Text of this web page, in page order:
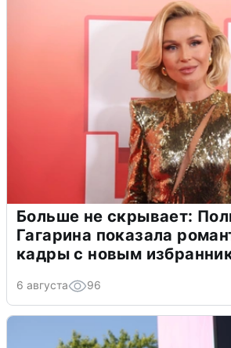
Больше не скрывает:
Гагарина показала
кадры с новым
6 августа 96